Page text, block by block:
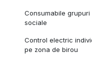
Consumabile grupuri
sociale
Control electric
pe zona de birou